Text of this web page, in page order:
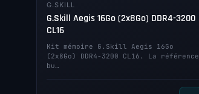
G.SKILL
G.Skill Aegis 16Go (2x8Go) DDR4-3200
CL16
Kit mémoire G.Skill Aegis 16Go
(2x8Go) DDR4-3200 CL16. La référence
bu…